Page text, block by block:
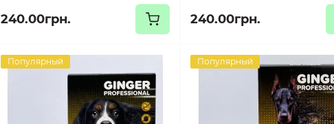
240.00грн. 240.00грн.
Популярный Популярный